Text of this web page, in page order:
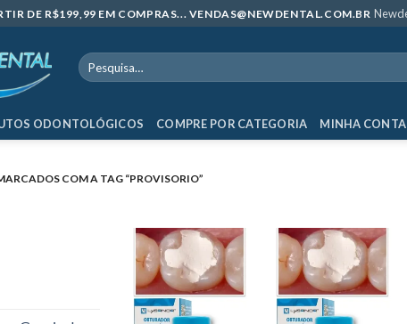
DE R$199,99 EM COMPRAS... VENDAS@NEWDENTAL.COM.BR
Pesquisar
por:
ODONTOLÓGICOS COMPRE POR CATEGORIA MINHA CONTA
COM A TAG “PROVISORIO”